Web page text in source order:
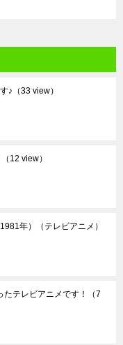
♪ （33 view）
（12 view）
年）（テレビアニメ）
テレビアニメです！
（7